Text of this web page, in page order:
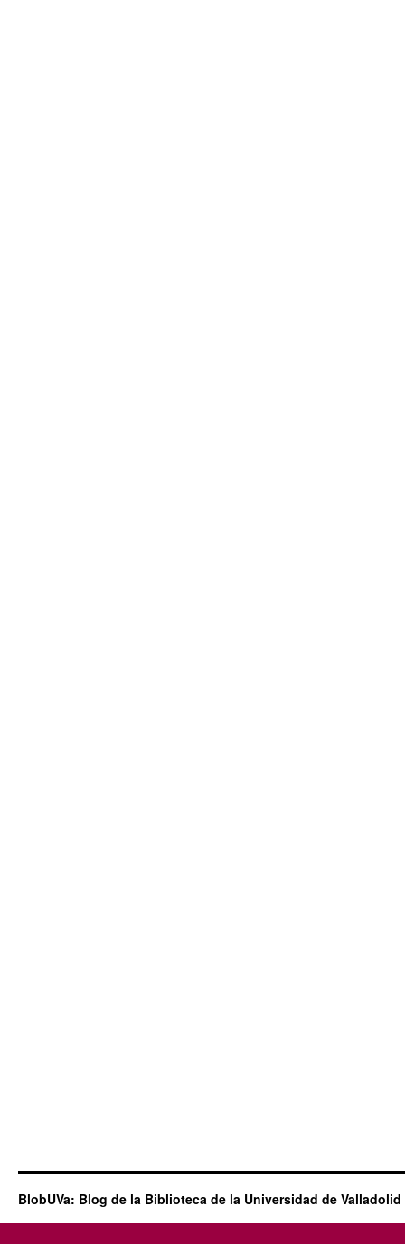
BlobUVa: Blog de la Biblioteca de la Universidad de Valladolid